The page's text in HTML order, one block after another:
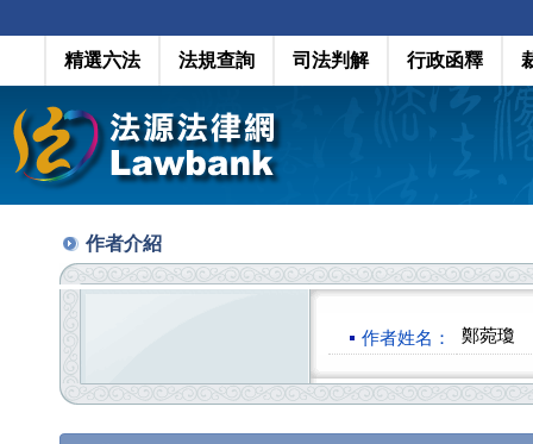
精選六法 法規查詢 司法判解 行政函釋
作者介紹
作者姓名： 鄭菀瓊